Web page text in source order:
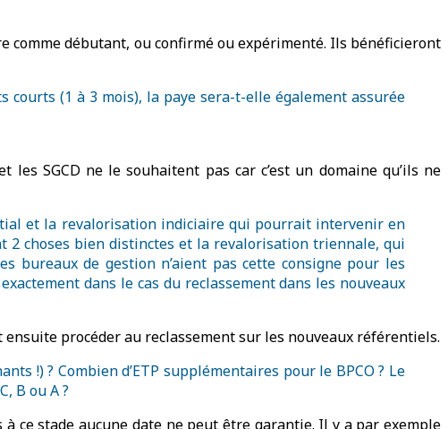
comme débutant, ou confirmé ou expérimenté. Ils bénéficieront
(1 à 3 mois), la paye sera-t-elle également assurée
SGCD ne le souhaitent pas car c’est un domaine qu’ils ne
et la revalorisation indiciaire qui pourrait intervenir en
2 choses bien distinctes et la revalorisation triennale, qui
de gestion n’aient pas cette consigne pour les
dans le cas du reclassement dans les nouveaux
procéder au reclassement sur les nouveaux référentiels.
!) ? Combien d’ETP supplémentaires pour le BPCO ? Le
B ou A ?
ce stade aucune date ne peut être garantie. Il y a par exemple